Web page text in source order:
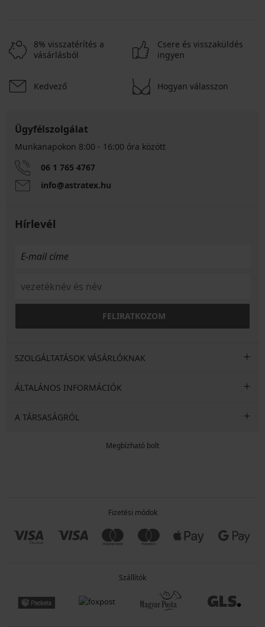
8% visszatérítés a
vásárlásból
Csere és visszaküldés
ingyen
Kedvező Hogyan válasszon
Ügyfélszolgálat
Munkanapokon 8:00 - 16:00 óra között
06 1 765 4767
info@astratex.hu
Hírlevél
FELIRATKOZOM
SZOLGÁLTATÁSOK VÁSÁRLÓKNAK
ÁLTALÁNOS INFORMÁCIÓK
A TÁRSASÁGRÓL
Megbízható bolt
Fizetési módok
Szállítók